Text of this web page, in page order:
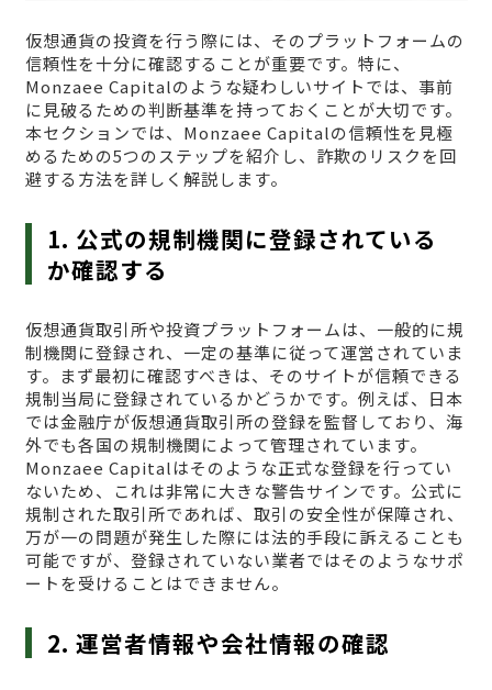
仮想通貨の投資を行う際には、そのプラットフォームの
信頼性を十分に確認することが重要です。特に、
Monzaee Capitalのような疑わしいサイトでは、事前
に見破るための判断基準を持っておくことが大切です。
本セクションでは、Monzaee Capitalの信頼性を見極
めるための5つのステップを紹介し、詐欺のリスクを回
避する方法を詳しく解説します。
1. 公式の規制機関に登録されている
か確認する
仮想通貨取引所や投資プラットフォームは、一般的に規
制機関に登録され、一定の基準に従って運営されていま
す。まず最初に確認すべきは、そのサイトが信頼できる
規制当局に登録されているかどうかです。例えば、日本
では金融庁が仮想通貨取引所の登録を監督しており、海
外でも各国の規制機関によって管理されています。
Monzaee Capitalはそのような正式な登録を行ってい
ないため、これは非常に大きな警告サインです。公式に
規制された取引所であれば、取引の安全性が保障され、
万が一の問題が発生した際には法的手段に訴えることも
可能ですが、登録されていない業者ではそのようなサポ
ートを受けることはできません。
2. 運営者情報や会社情報の確認